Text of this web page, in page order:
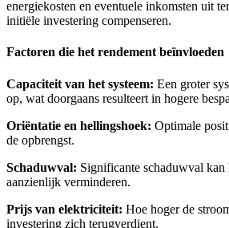
energiekosten en eventuele inkomsten uit
initiële investering compenseren.
Factoren die het rendement beïnvloeden
Capaciteit van het systeem: Een groter
op, wat doorgaans resulteert in hogere
Oriëntatie en hellingshoek: Optimale
de opbrengst.
Schaduwval: Significante schaduwval kan
aanzienlijk verminderen.
Prijs van elektriciteit: Hoe hoger de
investering zich terugverdient.